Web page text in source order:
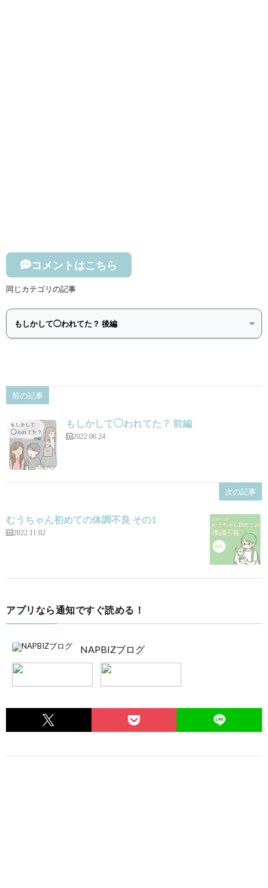
コメントはこちら
同じカテゴリの記事
前の記事
もしかして◯われてた？ 前編
2022.06.24
次の記事
むうちゃん初めての体調不良 その1
2022.11.02
アプリなら通知ですぐ読める！
NAPBIZブログ